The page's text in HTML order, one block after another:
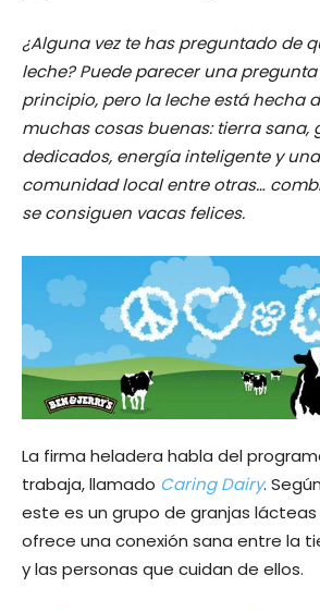
¿Alguna vez te has preguntado de
leche? Puede parecer una
principio, pero la leche está hecha
muchas cosas buenas: tierra sana,
dedicados, energía inteligente y
comunidad local entre otras…
se consiguen vacas felices.
La firma heladera habla del
trabaja, llamado Caring Dairy.
este es un grupo de granjas
ofrece una conexión sana entre la
y las personas que cuidan de ellos.